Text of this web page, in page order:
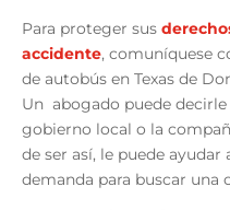
Para proteger sus
accidente, comuníquese
de autobús en Texas de
Un abogado puede
gobierno local o la
de ser así, le puede
demanda para buscar una